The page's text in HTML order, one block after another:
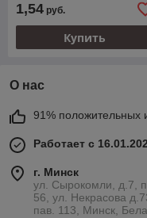
1,54 руб.
Купить
О нас
91% положительных
Работает с
г. Минск
ул. Сырокомли, д.7,
56, ул. Некрасова
пав. 113, Минск,